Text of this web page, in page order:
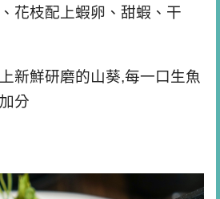
花枝配上蝦卵、甜蝦、干
新鮮研磨的山葵,每一口生魚
分